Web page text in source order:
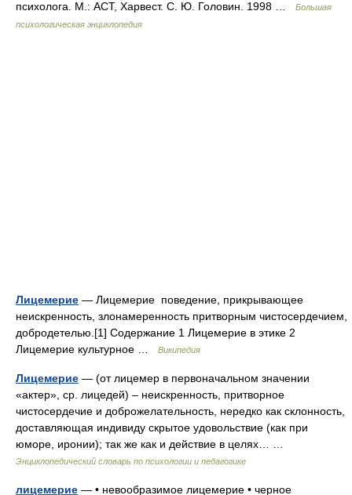
психолога. М.: АСТ, Харвест. С. Ю. Головин. 1998 …
Большая
психологическая энциклопедия
Лицемерие — Лицемерие поведение, прикрывающее
неискренность, злонамеренность притворным чистосердечием,
добродетелью.[1] Содержание 1 Лицемерие в этике 2
Лицемерие культурное …
Википедия
Лицемерие — (от лицемер в первоначальном значении
«актер», ср. лицедей) – неискренность, притворное
чистосердечие и доброжелательность, нередко как склонность,
доставляющая индивиду скрытое удовольствие (как при
юморе, иронии); так же как и действие в целях… …
Энциклопедический словарь по психологии и педагогике
лицемерие — • невообразимое лицемерие • черное